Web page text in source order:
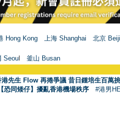
Hong Kong 上海 Shanghai
北京
Seoul 釜山 Busan
港先生 Flow 再捲爭議 昔日鍾培生百萬
恐同矮仔】擾亂香港機場秩序 #港男